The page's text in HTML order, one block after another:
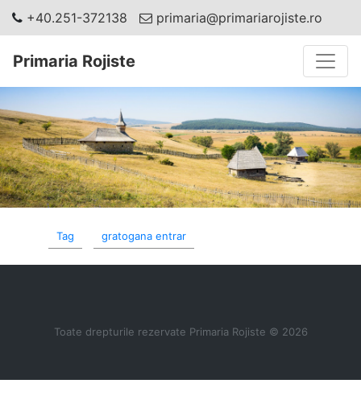
+40.251-372138 primaria@primariarojiste.ro
Primaria Rojiste
Tag gratogana entrar
Toate drepturile rezervate Primaria Rojiste © 2026